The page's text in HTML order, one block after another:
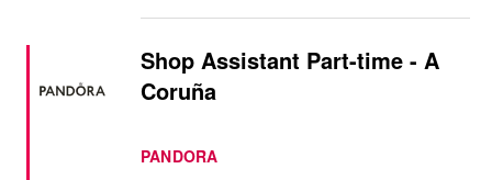
Shop Assistant Part-time - A
Coruña
PANDORA